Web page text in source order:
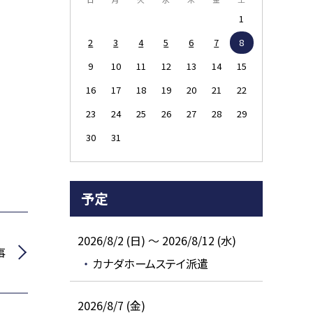
1
2
3 4 5 6 7
8
9
10 11 12 13 14
15
16
17 18 19 20 21
22
23
24 25 26 27 28
29
30
31
予定
2026/8/2 (日) ～ 2026/8/12 (水)
カナダホームステイ派遣
2026/8/7 (金)